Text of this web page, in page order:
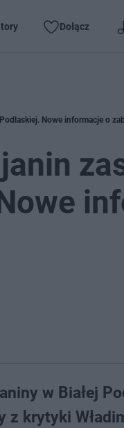
Dołącz
Nowe informacje o
w Białej
krytyki